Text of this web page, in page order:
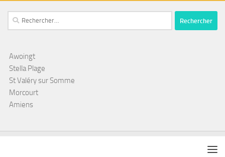
Rechercher :
Awoingt
Stella Plage
St Valéry sur Somme
Morcourt
Amiens